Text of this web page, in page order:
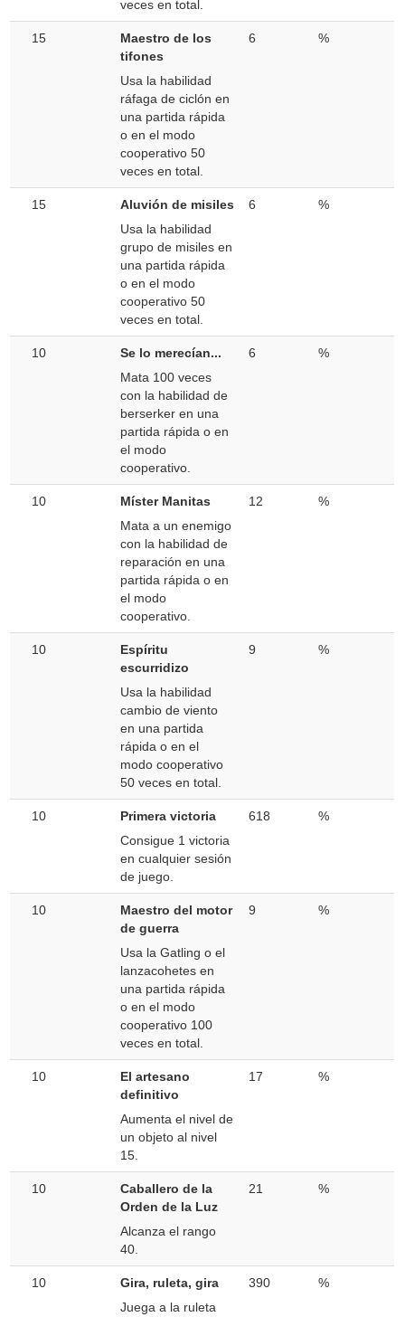
veces en total.
15
Maestro de los
tifones
Usa la habilidad
ráfaga de ciclón en
una partida rápida
o en el modo
cooperativo 50
veces en total.
6 %
15
Aluvión de misiles
Usa la habilidad
grupo de misiles en
una partida rápida
o en el modo
cooperativo 50
veces en total.
6 %
10
Se lo merecían...
Mata 100 veces
con la habilidad de
berserker en una
partida rápida o en
el modo
cooperativo.
6 %
10
Míster Manitas
Mata a un enemigo
con la habilidad de
reparación en una
partida rápida o en
el modo
cooperativo.
12 %
10
Espíritu
escurridizo
Usa la habilidad
cambio de viento
en una partida
rápida o en el
modo cooperativo
50 veces en total.
9 %
10
Primera victoria
Consigue 1 victoria
en cualquier sesión
de juego.
618 %
10
Maestro del motor
de guerra
Usa la Gatling o el
lanzacohetes en
una partida rápida
o en el modo
cooperativo 100
veces en total.
9 %
10
El artesano
definitivo
Aumenta el nivel de
un objeto al nivel
15.
17 %
10
Caballero de la
Orden de la Luz
Alcanza el rango
40.
21 %
10
Gira, ruleta, gira
Juega a la ruleta
390 %